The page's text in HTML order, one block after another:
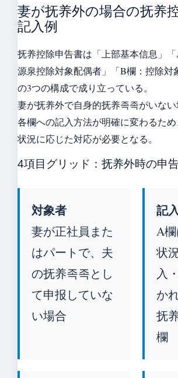
妻が抚养外の場合の抚养
記入例
抚养控除申告書は「上部基本信息」「
源泉控除対象配偶者」「B欄：控除対
の3つの構成で成り立っている。
妻が抚养外で自身的抚养족족がいない
各欄への記入方法が明確に変わるため
状況に応じた対応が必要となる。
4項目グリッド：抚养外時の申
対象者
妻が正社員また
はパートで、夫
の抚养족족とし
て申报していな
い場合
記
A
状
入
か
抚
欄